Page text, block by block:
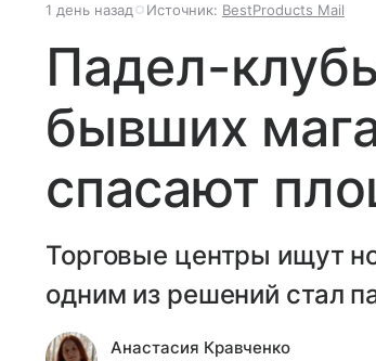
1 день назад Источник: BestProducts Mail
Падел-
бывших
спасают
Торговые центры ищут
одним из решений стал
Анастасия Кравченко